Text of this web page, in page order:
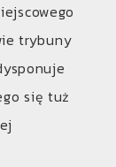
trybuny
się tuż